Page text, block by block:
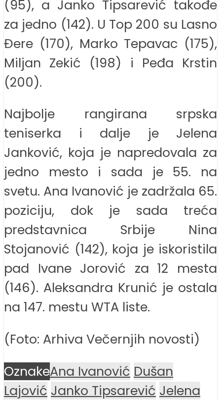
(95), a Janko Tipsarević takođe
za jedno (142). U Top 200 su Lasno
Đere (170), Marko Tepavac (175),
Miljan Zekić (198) i Peđa Krstin
(200).
Najbolje rangirana srpska
teniserka i dalje je Jelena
Janković, koja je napredovala za
jedno mesto i sada je 55. na
svetu. Ana Ivanović je zadržala 65.
poziciju, dok je sada treća
predstavnica Srbije Nina
Stojanović (142), koja je iskoristila
pad Ivane Jorović za 12 mesta
(146). Aleksandra Krunić je ostala
na 147. mestu WTA liste.
(Foto: Arhiva Večernjih novosti)
OznakeAna Ivanović Dušan
Lajović Janko Tipsarević Jelena